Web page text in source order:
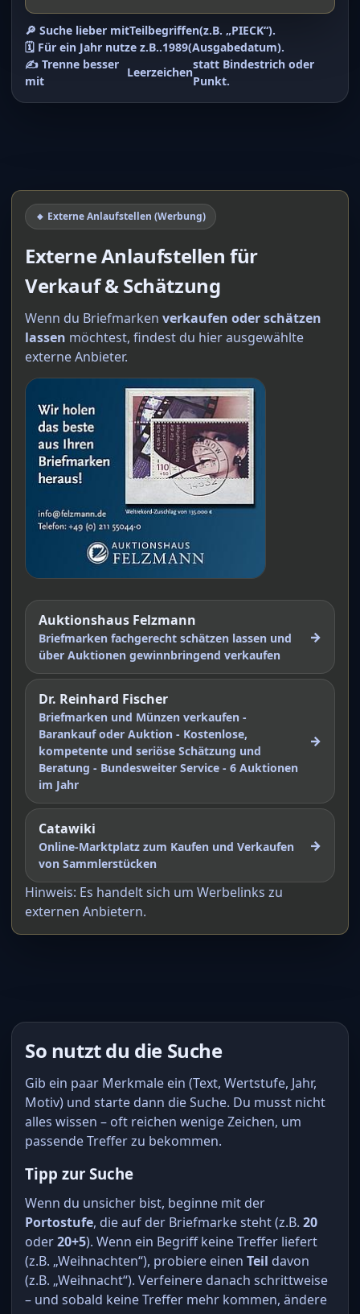
🔎 Suche lieber mitTeilbegriffen(z.B. „PIECK“).
🗓️ Für ein Jahr nutze z.B..1989(Ausgabedatum).
✍️ Trenne besser
mit
Leerzeichen
statt Bindestrich oder
Punkt.
🔸 Externe Anlaufstellen (Werbung)
Externe Anlaufstellen für
Verkauf & Schätzung
Wenn du Briefmarken verkaufen oder schätzen
lassen möchtest, findest du hier ausgewählte
externe Anbieter.
Auktionshaus Felzmann
Briefmarken fachgerecht schätzen lassen und
über Auktionen gewinnbringend verkaufen
→
Dr. Reinhard Fischer
Briefmarken und Münzen verkaufen -
Barankauf oder Auktion - Kostenlose,
kompetente und seriöse Schätzung und
Beratung - Bundesweiter Service - 6 Auktionen
im Jahr
→
Catawiki
Online-Marktplatz zum Kaufen und Verkaufen
von Sammlerstücken
→
Hinweis: Es handelt sich um Werbelinks zu
externen Anbietern.
So nutzt du die Suche
Gib ein paar Merkmale ein (Text, Wertstufe, Jahr,
Motiv) und starte dann die Suche. Du musst nicht
alles wissen – oft reichen wenige Zeichen, um
passende Treffer zu bekommen.
Tipp zur Suche
Wenn du unsicher bist, beginne mit der
Portostufe, die auf der Briefmarke steht (z.B. 20
oder20+5). Wenn ein Begriff keine Treffer liefert
(z.B. „Weihnachten“), probiere einen Teil davon
(z.B. „Weihnacht“). Verfeinere danach schrittweise
– und sobald keine Treffer mehr kommen, ändere